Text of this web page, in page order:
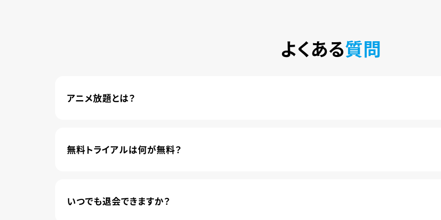
よくある質問
アニメ放題とは？
無料トライアルは何が無料？
いつでも退会できますか？